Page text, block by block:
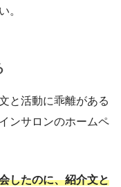
。
と活動に乖離がある
ンサロンのホームペ
したのに、紹介文と